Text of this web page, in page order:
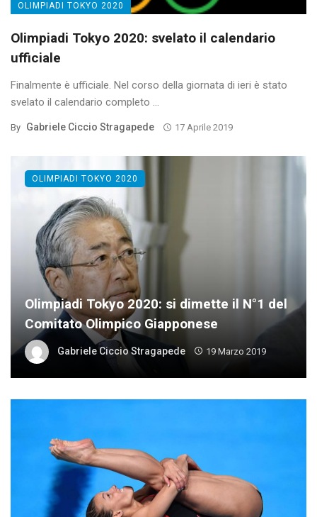
OLIMPIADI TOKYO 2020
Olimpiadi Tokyo 2020: svelato il calendario
ufficiale
Finalmente è ufficiale. Nel corso della giornata di ieri è stato
svelato il calendario completo ...
By Gabriele Ciccio Stragapede 17 Aprile 2019
Olimpiadi Tokyo 2020: si dimette il N°1 del
Comitato Olimpico Giapponese
Gabriele Ciccio Stragapede 19 Marzo 2019
OLIMPIADI TOKYO 2020